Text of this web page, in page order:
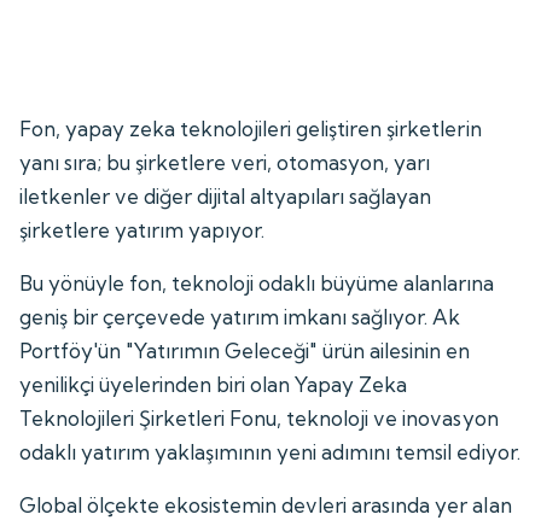
Fon, yapay zeka teknolojileri geliştiren şirketlerin
yanı sıra; bu şirketlere veri, otomasyon, yarı
iletkenler ve diğer dijital altyapıları sağlayan
şirketlere yatırım yapıyor.
Bu yönüyle fon, teknoloji odaklı büyüme alanlarına
geniş bir çerçevede yatırım imkanı sağlıyor. Ak
Portföy'ün "Yatırımın Geleceği" ürün ailesinin en
yenilikçi üyelerinden biri olan Yapay Zeka
Teknolojileri Şirketleri Fonu, teknoloji ve inovasyon
odaklı yatırım yaklaşımının yeni adımını temsil ediyor.
Global ölçekte ekosistemin devleri arasında yer alan